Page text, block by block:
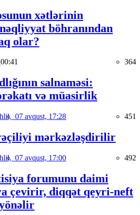
xətlərinin
böhranından
olar?
00:41 364
salnaməsi:
və müasirlik
07 avqust, 17:28 451
mərkəzləşdirilir
07 avqust, 17:00 492
forumunu daimi
çevirir, diqqət qeyri-neft